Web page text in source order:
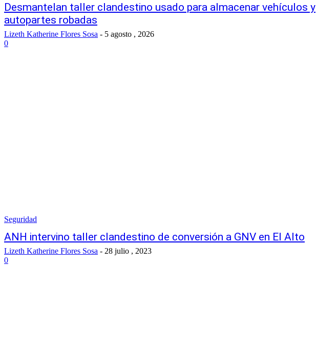
Desmantelan taller clandestino usado para almacenar vehículos y
autopartes robadas
Lizeth Katherine Flores Sosa - 5 agosto , 2026
0
Seguridad
ANH intervino taller clandestino de conversión a GNV en El Alto
Lizeth Katherine Flores Sosa - 28 julio , 2023
0